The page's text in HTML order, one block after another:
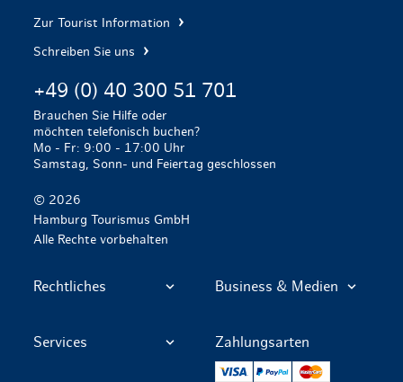
Zur Tourist Information
Schreiben Sie uns
+49 (0) 40 300 51 701
Brauchen Sie Hilfe oder
möchten telefonisch buchen?
Mo - Fr: 9:00 - 17:00 Uhr
Samstag, Sonn- und Feiertag geschlossen
© 2026
Hamburg Tourismus GmbH
Alle Rechte vorbehalten
Rechtliches Business & Medien
Services Zahlungsarten
VISA PayPal